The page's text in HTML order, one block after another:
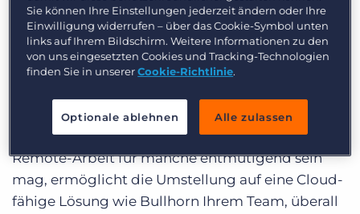
Zugang überall und jederzeit
Wenn Ihr Team in alle vier Winde verstreut ist, ist
einer einzigen Quelle der Information noch
entscheidender. Während der Umstieg auf
Remote-Arbeit für manche entmutigend sein
mag, ermöglicht die Umstellung auf eine Cloud-
fähige Lösung wie Bullhorn Ihrem Team, überall
Sie können Ihre Einstellungen jederzeit ändern oder Ihre
Einwilligung widerrufen – über das Cookie-Symbol unten
links auf Ihrem Bildschirm. Weitere Informationen zu den
von uns eingesetzten Cookies und Tracking-Technologien
finden Sie in unsererCookie-Richtlinie.
Optionale ablehnen Alle zulassen